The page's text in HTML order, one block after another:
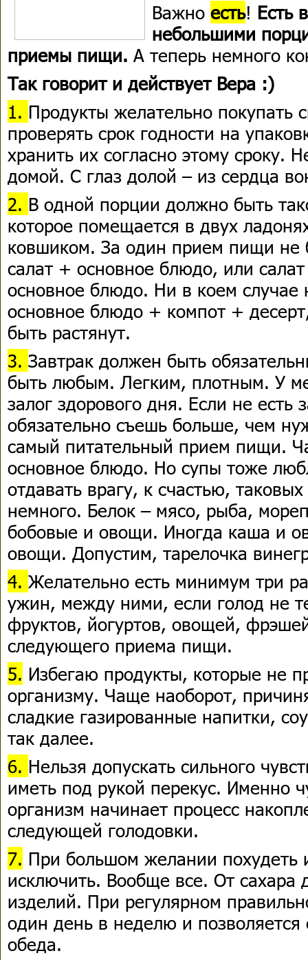
Важно есть! Есть
небольшими
приемы пищи. А теперь немного
Так говорит и действует Вера :)
1. Продукты желательно
проверять срок годности на
хранить их согласно этому сроку.
домой. С глаз долой – из сердца
2. В одной порции должно быть
которое помещается в двух
ковшиком. За один прием пищи не
салат + основное блюдо, или
основное блюдо. Ни в коем случае
основное блюдо + компот +
быть растянут.
3. Завтрак должен быть
быть любым. Легким, плотным. У
залог здорового дня. Если не есть
обязательно съешь больше, чем
самый питательный прием пищи.
основное блюдо. Но супы тоже
отдавать врагу, к счастью,
немного. Белок – мясо, рыба,
бобовые и овощи. Иногда каша и
овощи. Допустим, тарелочка
4. Желательно есть минимум три
ужин, между ними, если голод не
фруктов, йогуртов, овощей,
следующего приема пищи.
5. Избегаю продукты, которые не
организму. Чаще наоборот,
сладкие газированные напитки,
так далее.
6. Нельзя допускать сильного
иметь под рукой перекус. Именно
организм начинает процесс
следующей голодовки.
7. При большом желании похудеть
исключить. Вообще все. От сахара
изделий. При регулярном
один день в неделю и позволяется
обеда.